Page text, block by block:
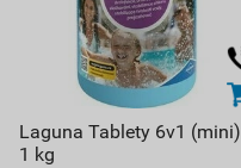
Laguna Tablety 6v1 (mini)
1 kg